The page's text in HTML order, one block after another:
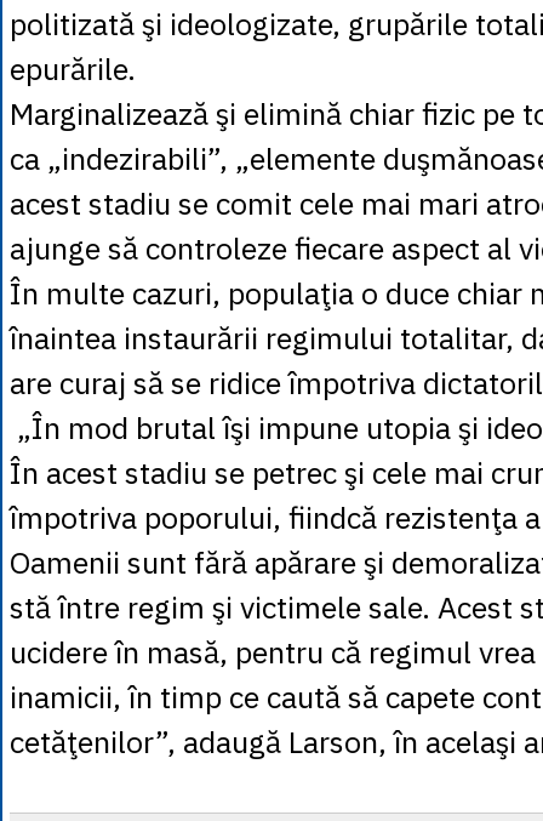
politizată şi ideologizate, grupările
epurările.
Marginalizează şi elimină chiar fizic pe
ca „indezirabili”, „elemente
acest stadiu se comit cele mai mari
ajunge să controleze fiecare aspect al
În multe cazuri, populaţia o duce chiar
înaintea instaurării regimului totalitar,
are curaj să se ridice împotriva
„În mod brutal îşi impune utopia şi
În acest stadiu se petrec şi cele mai
împotriva poporului, fiindcă rezistenţa
Oamenii sunt fără apărare şi
stă între regim şi victimele sale. Acest
ucidere în masă, pentru că regimul
inamicii, în timp ce caută să capete
cetăţenilor”, adaugă Larson, în acelaşi